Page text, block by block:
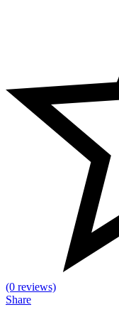
(0 reviews)
Share